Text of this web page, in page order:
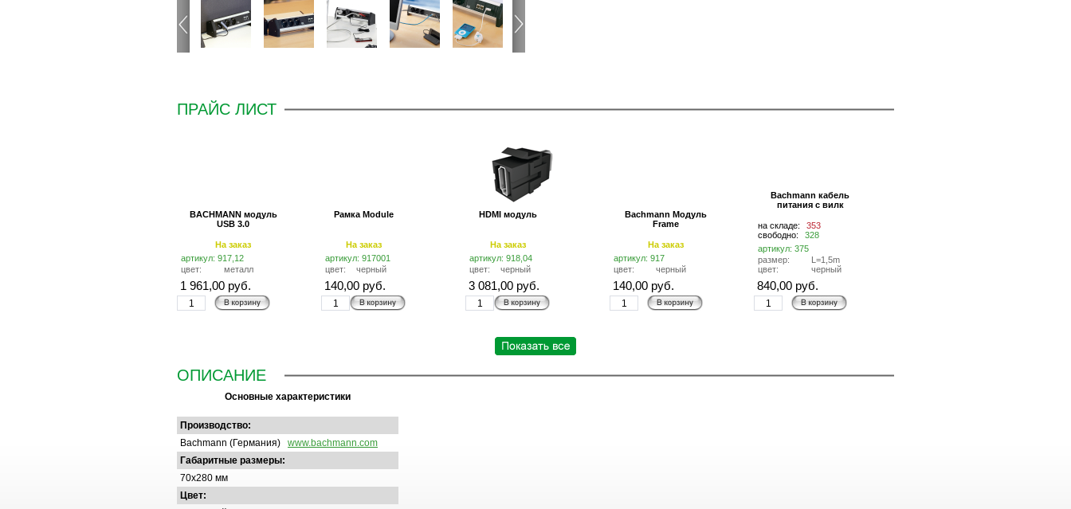
ПРАЙС ЛИСТ
BACHMANN модуль
USB 3.0
На заказ
артикул: 917,12
цвет:
металл
1 961,00 руб.
Рамка Module
На заказ
артикул: 917001
цвет:
черный
140,00 руб.
HDMI модуль
На заказ
артикул: 918,04
цвет:
черный
3 081,00 руб.
Bachmann Модуль
Frame
На заказ
артикул: 917
цвет:
черный
140,00 руб.
Bachmann кабель
питания с вилк
на складе:
353
свободно:
328
артикул: 375
размер:
L=1,5m
цвет:
черный
840,00 руб.
ОПИСАНИЕ
Основные характеристики
Производство:
Bachmann (Германия) www.bachmann.com
Габаритные размеры:
70x280 мм
Цвет: